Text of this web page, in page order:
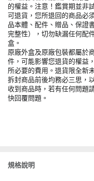
的權益。注意！鑑賞期並非
可退貨，您所退回的商品必
品本體、配件、贈品、保證
完整性），切勿缺漏任何配
盒。
原廠外盒及原廠包裝都屬於
件，可能影響您退貨的權益
所必要的費用。退貨限全新
拆封商品前後均務必三思，
收到商品時，若有任何問題
快回覆問題。
規格說明